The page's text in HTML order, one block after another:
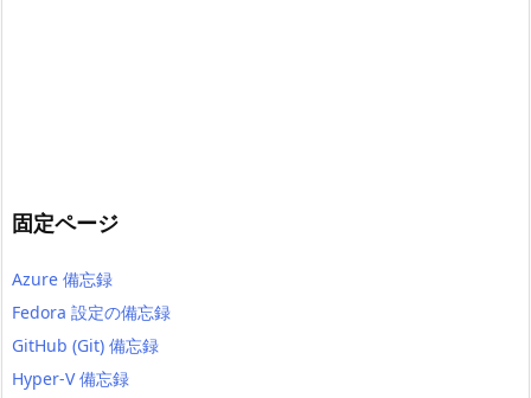
固定ページ
Azure 備忘録
Fedora 設定の備忘録
GitHub (Git) 備忘録
Hyper-V 備忘録